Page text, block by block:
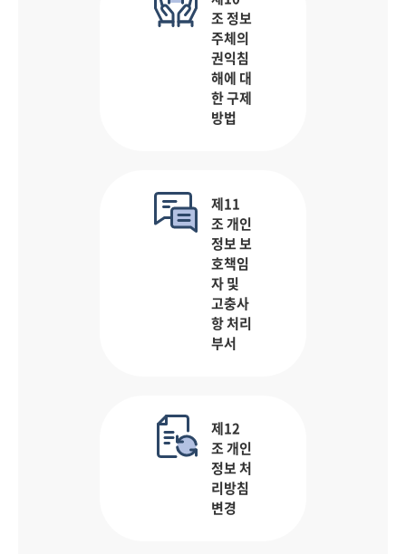
조 정보
주체의
권익침
해에 대
한 구제
방법
제11
조 개인
정보 보
호책임
자 및
고충사
항 처리
부서
제12
조 개인
정보 처
리방침
변경